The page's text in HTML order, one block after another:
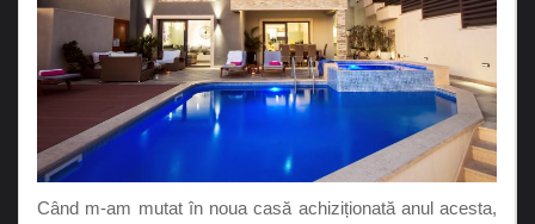
Când m-am mutat în noua casă achiziționată anul acesta,